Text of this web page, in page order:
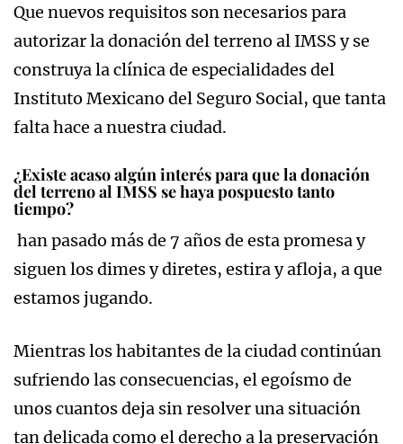
Que nuevos requisitos son necesarios para
autorizar la donación del terreno al IMSS y se
construya la clínica de especialidades del
Instituto Mexicano del Seguro Social, que tanta
falta hace a nuestra ciudad.
¿Existe acaso algún interés para que la donación
del terreno al IMSS se haya pospuesto tanto
tiempo?
han pasado más de 7 años de esta promesa y
siguen los dimes y diretes, estira y afloja, a que
estamos jugando.
Mientras los habitantes de la ciudad continúan
sufriendo las consecuencias, el egoísmo de
unos cuantos deja sin resolver una situación
tan delicada como el derecho a la preservación